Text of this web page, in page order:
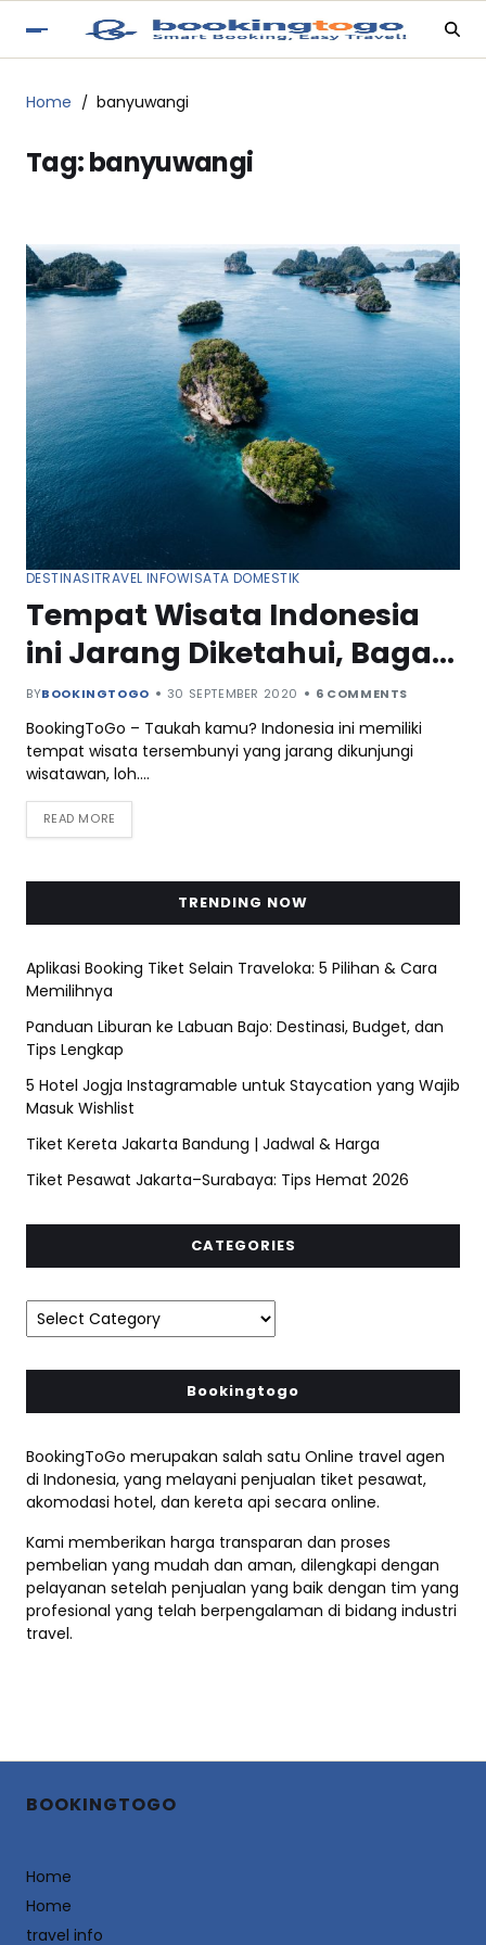
Home banyuwangi
Tag:banyuwangi
DESTINASITRAVEL INFOWISATA DOMESTIK
Tempat Wisata Indonesia
ini Jarang Diketahui, Bagai
Surga Tersembunyi
BYBOOKINGTOGO 30 SEPTEMBER 2020 6 COMMENTS
BookingToGo – Taukah kamu? Indonesia ini memiliki
tempat wisata tersembunyi yang jarang dikunjungi
wisatawan, loh.…
READ MORE
TRENDING NOW
Aplikasi Booking Tiket Selain Traveloka: 5 Pilihan & Cara
Memilihnya
Panduan Liburan ke Labuan Bajo: Destinasi, Budget, dan
Tips Lengkap
5 Hotel Jogja Instagramable untuk Staycation yang Wajib
Masuk Wishlist
Tiket Kereta Jakarta Bandung | Jadwal & Harga
Tiket Pesawat Jakarta–Surabaya: Tips Hemat 2026
CATEGORIES
Bookingtogo
BookingToGo merupakan salah satu Online travel agen
di Indonesia, yang melayani penjualan tiket pesawat,
akomodasi hotel, dan kereta api secara online.
Kami memberikan harga transparan dan proses
pembelian yang mudah dan aman, dilengkapi dengan
pelayanan setelah penjualan yang baik dengan tim yang
profesional yang telah berpengalaman di bidang industri
travel.
BOOKINGTOGO
Home
Home
travel info